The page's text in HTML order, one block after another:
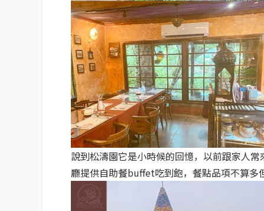
說到松濤園它是小時候的回憶，以前跟家人
廳提供自助餐buffet吃到飽，餐點品項不算多